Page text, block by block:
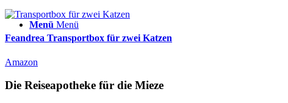
Menü Menü
Feandrea Transportbox für zwei Katzen
Amazon
Die Reiseapotheke für die Mieze